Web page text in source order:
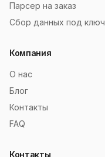
Парсер на заказ
Сбор данных под ключ
Компания
О нас
Блог
Контакты
FAQ
Контакты